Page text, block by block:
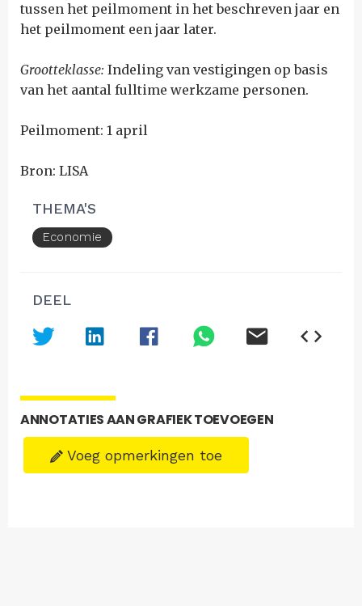
tussen het peilmoment in het beschreven jaar en
het peilmoment een jaar later.
Grootteklasse: Indeling van vestigingen op basis
van het aantal fulltime werkzame personen.
Peilmoment: 1 april
Bron: LISA
THEMA'S
Economie
DEEL
ANNOTATIES AAN GRAFIEK TOEVOEGEN
Voeg opmerkingen toe